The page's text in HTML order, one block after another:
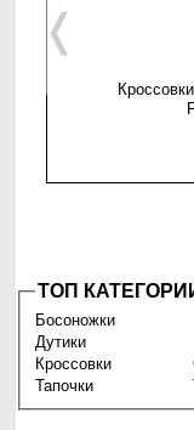
❬
ТОП
Босоножки
Дутики
Кроссовки
Тапочки